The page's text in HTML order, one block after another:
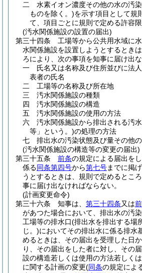
二
水素イオン濃度その他の水の汚
ものを除く。)を示す項目として規
て、項目ごとに規則で定める許容
(汚水関係施設の設置の届出)
第三十四条
工場等から公共用水域に
水関係施設を設置しようとするとき
ろにより、次の事項を知事に届け出な
一
氏名又は名称及び住所並びに法
表者の氏名
二
工場等の名称及び所在地
三
汚水関係施設の種類
四
汚水関係施設の構造
五
汚水関係施設の使用の方法
六
汚水関係施設から排出される汚
等」という。)の処理の方法
七
排出水の汚染状態及び量その他
(汚水関係施設の構造等の変更の届出)
第三十五条
前条の規定による届出を
係る同条第四号から第七号までに掲
うとするときは、規則で定めるとこ
事に届け出なければならない。
(計画変更命令)
第三十六条
知事は、 第三十四条又は
があつた場合において、排出水の汚
工場等の排水口(排出水を排出する場
じ。)においてその排出水に係る排水
めるときは、その届出を受理した日
り、その届出をした者に対し、その
設の構造若しくは使用の方法若しく
に関する計画の変更(同条の規定によ